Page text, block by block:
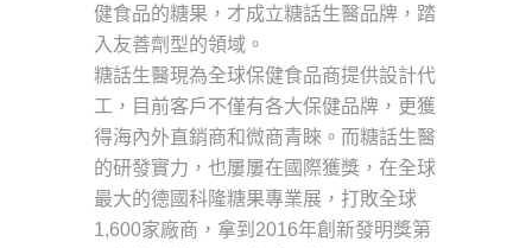
健食品的糖果，才成立糖話生醫品牌，踏
入友善劑型的領域。
糖話生醫現為全球保健食品商提供設計代
工，目前客戶不僅有各大保健品牌，更獲
得海內外直銷商和微商青睞。而糖話生醫
的研發實力，也屢屢在國際獲獎，在全球
最大的德國科隆糖果專業展，打敗全球
1,600家廠商，拿到2016年創新發明獎第